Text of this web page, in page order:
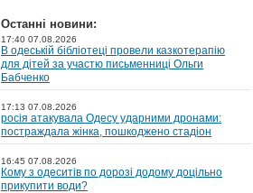
Останні новини:
17:40 07.08.2026
В одеській бібліотеці провели казкотерапію
для дітей за участю письменниці Ольги
Бабченко
17:13 07.08.2026
росія атакувала Одесу ударними дронами:
постраждала жінка, пошкоджено стадіон
16:45 07.08.2026
Кому з одеситів по дорозі додому доцільно
прикупити води?